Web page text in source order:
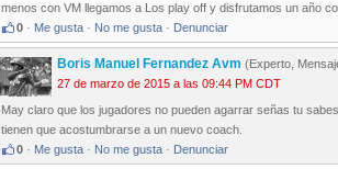
menos con VM llegamos a Los play off y disfrutamos un año
0 · Me gusta · No me gusta · Denunciar
Boris Manuel Fernandez Avm (Experto,
27 de marzo de 2015 a las 09:44 PM CDT
May claro que los jugadores no pueden agarrar señas tu
tienen que acostumbrarse a un nuevo coach.
0 · Me gusta · No me gusta · Denunciar